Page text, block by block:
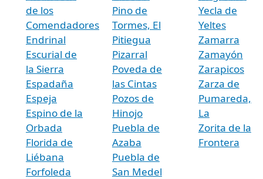
de los
Comendadores
Endrinal
Escurial de
la Sierra
Espadaña
Espeja
Espino de la
Orbada
Florida de
Liébana
Forfoleda
Pino de
Tormes, El
Pitiegua
Pizarral
Poveda de
las Cintas
Pozos de
Hinojo
Puebla de
Azaba
Puebla de
San Medel
Yecla de
Yeltes
Zamarra
Zamayón
Zarapicos
Zarza de
Pumareda,
La
Zorita de la
Frontera